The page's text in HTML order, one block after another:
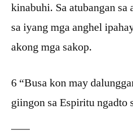
kinabuhi. Sa atubangan sa
sa iyang mga anghel
akong mga sakop.
6 “Busa kon may
giingon sa Espiritu ngadto